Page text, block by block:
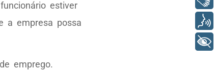
estiver
a empresa possa
emprego.